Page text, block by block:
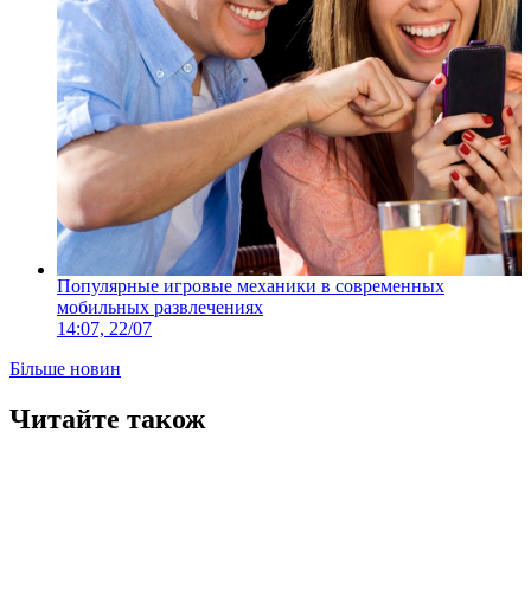
Популярные игровые механики в современных
мобильных развлечениях
14:07, 22/07
Більше новин
Читайте також